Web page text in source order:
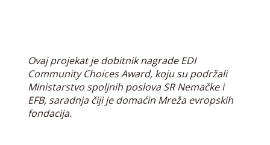
Ovaj projekat je dobitnik nagrade EDI
Community Choices Award, koju su podržali
Ministarstvo spoljnih poslova SR Nemačke i
EFB, saradnja čiji je domaćin Mreža evropskih
fondacija.